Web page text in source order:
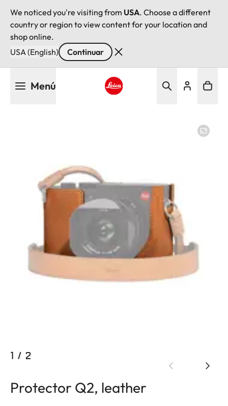
We noticed you're visiting from USA. Choose a different
country or region to view content for your location and
shop online.
USA (English)
Continuar
Menú
1 / 2
Protector Q2, leather